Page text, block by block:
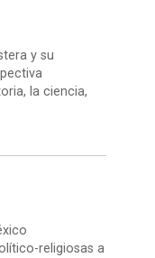
y su
la ciencia,
religiosas a